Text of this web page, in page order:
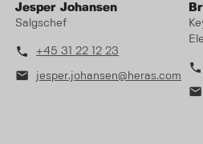
Jesper Johansen
Salgschef
phone +45 31 22 12 23
mail jesper.johansen@heras.com
phone
mail